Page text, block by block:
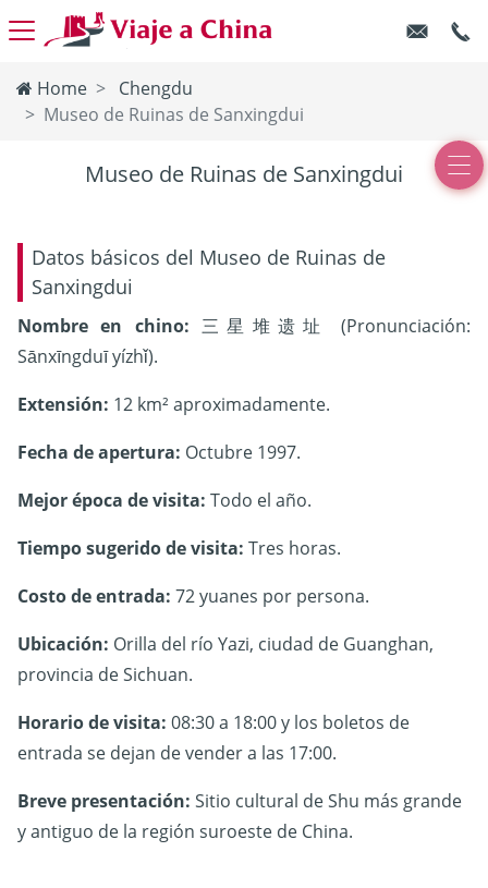
Home
Chengdu
Museo de Ruinas de Sanxingdui
Museo de Ruinas de Sanxingdui
Datos básicos del Museo de Ruinas de
Sanxingdui
Nombre en chino: 三星堆遗址 (Pronunciación:
Sānxīngduī yízhǐ).
Extensión: 12 km² aproximadamente.
Fecha de apertura: Octubre 1997.
Mejor época de visita: Todo el año.
Tiempo sugerido de visita: Tres horas.
Costo de entrada: 72 yuanes por persona.
Ubicación: Orilla del río Yazi, ciudad de Guanghan,
provincia de Sichuan.
Horario de visita: 08:30 a 18:00 y los boletos de
entrada se dejan de vender a las 17:00.
Breve presentación: Sitio cultural de Shu más grande
y antiguo de la región suroeste de China.